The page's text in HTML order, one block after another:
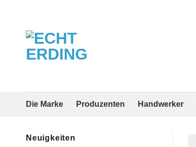
springen
Die Marke Produzenten Handwerker
Neuigkeiten